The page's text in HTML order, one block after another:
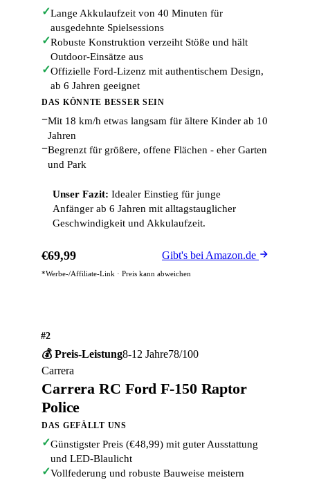
✓Lange Akkulaufzeit von 40 Minuten für
ausgedehnte Spielsessions
✓Robuste Konstruktion verzeiht Stöße und hält
Outdoor-Einsätze aus
✓Offizielle Ford-Lizenz mit authentischem Design,
ab 6 Jahren geeignet
DAS KÖNNTE BESSER SEIN
−Mit 18 km/h etwas langsam für ältere Kinder ab 10
Jahren
−Begrenzt für größere, offene Flächen - eher Garten
und Park
Unser Fazit: Idealer Einstieg für junge
Anfänger ab 6 Jahren mit alltagstauglicher
Geschwindigkeit und Akkulaufzeit.
€69,99 Gibt's bei Amazon.de
*Werbe-/Affiliate-Link · Preis kann abweichen
#2
💰 Preis-Leistung8-12 Jahre78/100
Carrera
Carrera RC Ford F-150 Raptor
Police
DAS GEFÄLLT UNS
✓Günstigster Preis (€48,99) mit guter Ausstattung
und LED-Blaulicht
✓Vollfederung und robuste Bauweise meistern